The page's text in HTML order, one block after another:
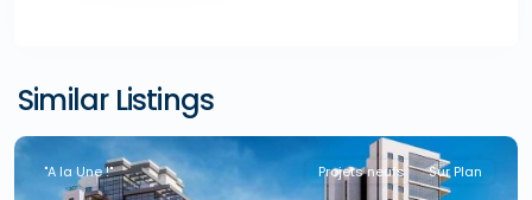
Similar Listings
"A la Une !" Projets neufs Sur Plan